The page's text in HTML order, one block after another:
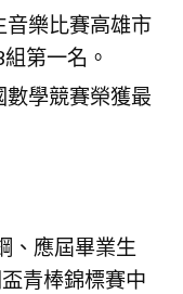
樂比賽高雄市
第一名。
學競賽榮獲最
、應屆畢業生
青棒錦標賽中